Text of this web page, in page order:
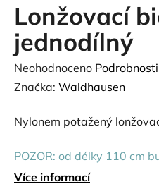
Lonžovací
jednodílný
Průměrné
hodnocení
je
z
5
Neohodnoceno
Značka: Waldhausen
Nylonem potažený
POZOR: od délky 110 cm
jako objemné zboží
Více informací